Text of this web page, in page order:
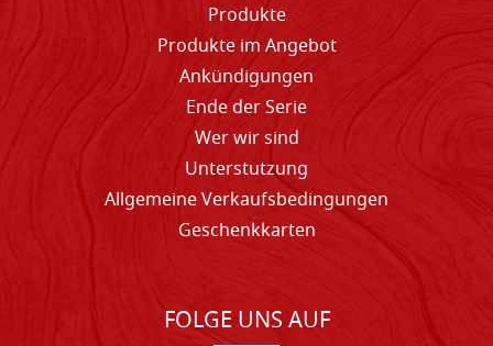
Produkte
Produkte im Angebot
Ankündigungen
Ende der Serie
Wer wir sind
Unterstutzung
Allgemeine Verkaufsbedingungen
Geschenkkarten
FOLGE UNS AUF